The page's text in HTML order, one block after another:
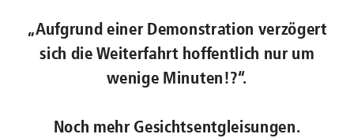
„Aufgrund einer Demonstration verzögert
sich die Weiterfahrt hoffentlich nur um
wenige Minuten!?“.
Noch mehr Gesichtsentgleisungen.